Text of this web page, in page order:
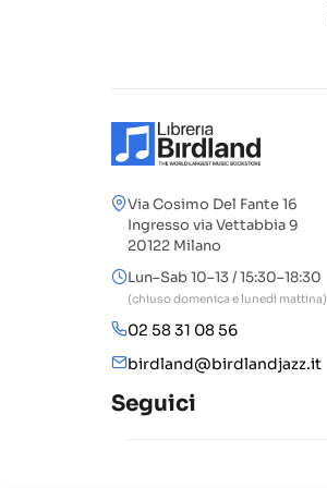
Via Cosimo Del Fante 16
Ingresso via Vettabbia 9
20122 Milano
Lun–Sab 10–13 / 15:30–18:30
(chiuso domenica e lunedì mattina)
02 58 31 08 56
birdland@birdlandjazz.it
Seguici